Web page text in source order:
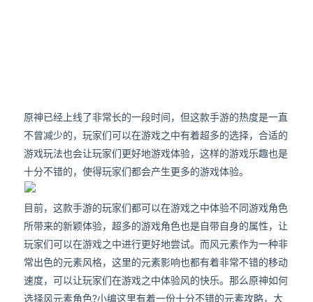
原神已经上线了非常长的一段时间，但这款手游的热度是一直
不曾减少的，玩家们可以在游戏之中有着超多的选择，合适的
游戏玩法也会让玩家们更好地游戏体验，这样的游戏乐趣也是
十分不错的，使得玩家们都会产生更多的游戏体验。
目前，这款手游的玩家们都可以在游戏之中体验不同游戏角色
所带来的新颖体验，超多的游戏角色也是自带自身的属性，让
玩家们可以在游戏之中进行更好地尝试。而风元素作为一种非
常出色的元素风格，这里的元素影响也都有着非常不错的移动
速度，可以让玩家们在游戏之中体验风的快乐。那么原神如何
选择风元素角色?小编这里有着一份十分不错的元素攻略，大